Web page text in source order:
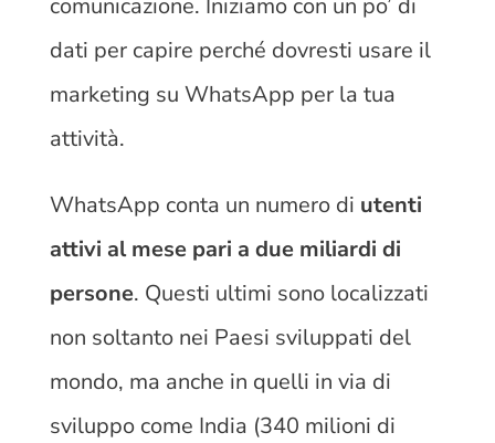
comunicazione. Iniziamo con un po’ di
dati per capire perché dovresti usare il
marketing su WhatsApp per la tua
attività.
WhatsApp conta un numero di utenti
attivi al mese pari a due miliardi di
persone. Questi ultimi sono localizzati
non soltanto nei Paesi sviluppati del
mondo, ma anche in quelli in via di
sviluppo come India (340 milioni di